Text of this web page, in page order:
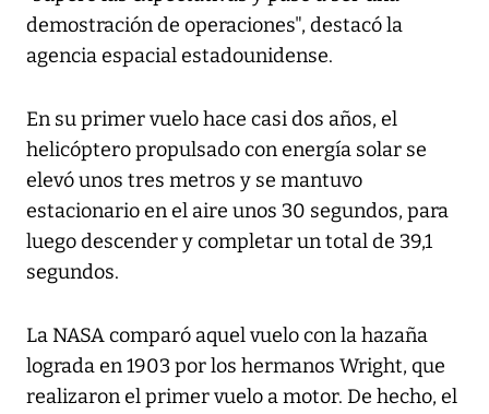
demostración de operaciones", destacó la
agencia espacial estadounidense.
En su primer vuelo hace casi dos años, el
helicóptero propulsado con energía solar se
elevó unos tres metros y se mantuvo
estacionario en el aire unos 30 segundos, para
luego descender y completar un total de 39,1
segundos.
La NASA comparó aquel vuelo con la hazaña
lograda en 1903 por los hermanos Wright, que
realizaron el primer vuelo a motor. De hecho, el